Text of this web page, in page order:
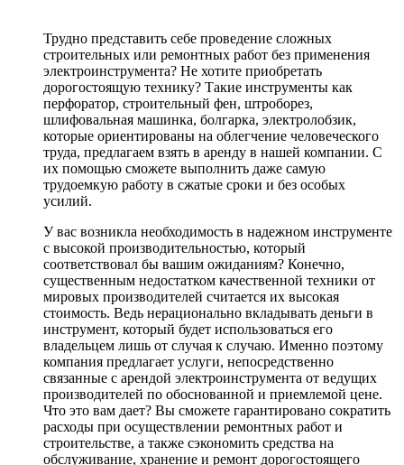
Трудно представить себе проведение сложных
строительных или ремонтных работ без применения
электроинструмента? Не хотите приобретать
дорогостоящую технику? Такие инструменты как
перфоратор, строительный фен, штроборез,
шлифовальная машинка, болгарка, электролобзик,
которые ориентированы на облегчение человеческого
труда, предлагаем взять в аренду в нашей компании. С
их помощью сможете выполнить даже самую
трудоемкую работу в сжатые сроки и без особых
усилий.
У вас возникла необходимость в надежном инструменте
с высокой производительностью, который
соответствовал бы вашим ожиданиям? Конечно,
существенным недостатком качественной техники от
мировых производителей считается их высокая
стоимость. Ведь нерационально вкладывать деньги в
инструмент, который будет использоваться его
владельцем лишь от случая к случаю. Именно поэтому
компания предлагает услуги, непосредственно
связанные с арендой электроинструмента от ведущих
производителей по обоснованной и приемлемой цене.
Что это вам дает? Вы сможете гарантировано сократить
расходы при осуществлении ремонтных работ и
строительстве, а также сэкономить средства на
обслуживание, хранение и ремонт дорогостоящего